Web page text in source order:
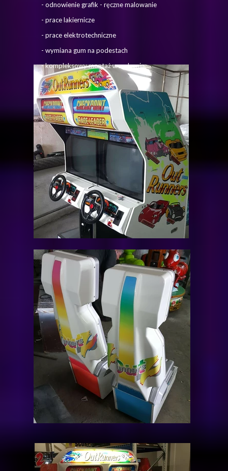
- odnowienie grafik - ręczne malowanie
- prace lakiernicze
- prace elektrotechniczne
- wymiana gum na podestach
- kompleksowy montaż urządzenia